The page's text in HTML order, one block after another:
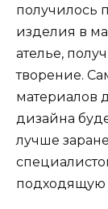
получилось
изделия в
ателье,
творение.
материалов
дизайна
лучше
подходящую